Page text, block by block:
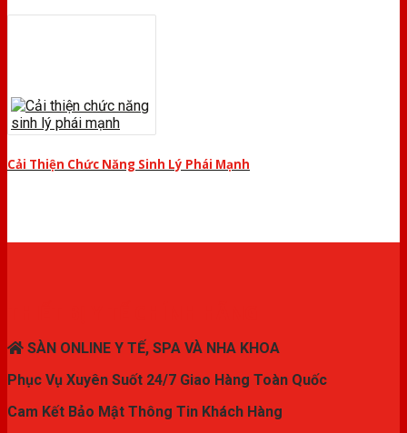
Cải Thiện Chức Năng Sinh Lý Phái Mạnh
SÀN ONLINE Y TẾ, SPA VÀ NHA KHOA
Phục Vụ Xuyên Suốt 24/7 Giao Hàng Toàn Quốc
Cam Kết Bảo Mật Thông Tin Khách Hàng